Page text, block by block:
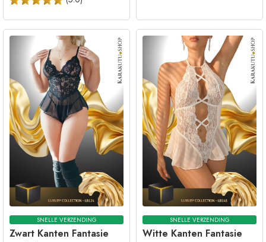
SNELLE VERZENDING
Zwart Kanten Fantasie
SNELLE VERZENDING
Witte Kanten Fantasie